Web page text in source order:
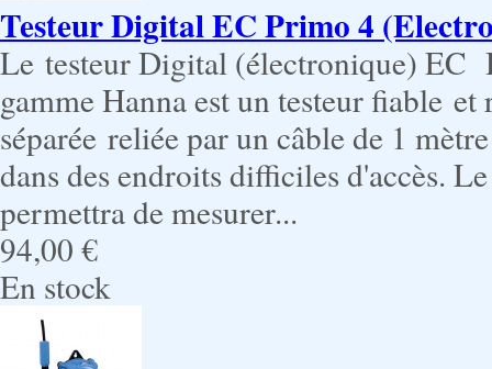
Testeur Digital EC Primo 4
Le testeur Digital (électronique) EC
gamme Hanna est un testeur fiable
séparée reliée par un câble de 1
dans des endroits difficiles d'accès.
permettra de mesurer...
94,00 €
En stock